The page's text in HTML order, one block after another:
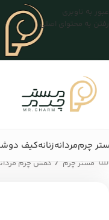
عبور به ناوبری
رفتن به محتوای اصلی
چرممردانهزنانهکیف
مستر چرم / کفش چرم